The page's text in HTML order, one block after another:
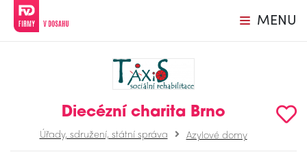
MENU
Diecézní charita Brno
Úřady, sdružení, státní správa Azylové domy